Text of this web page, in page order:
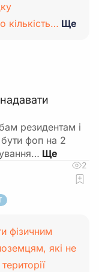
кількість… Ще
резидентам і
фоп на 2
2
фізичним
які не